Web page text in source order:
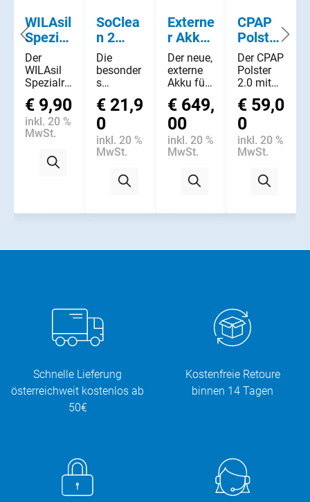
WILAsil
Spezial
reiniger
Der
WILAsil
Spezialrei
ein
Gefühl
angeneh
Frische
€ 9,90
inkl. 20 %
MwSt.
SoClea
n 2
Waschl
otion
Die
besonder
s
und
hypoaller
gene
SoClean
Wasch-
Reinigun
€ 21,9
0
inkl. 20 %
MwSt.
Externe
r Akku
Dream
Station
&
System
One
Der neue,
externe
Akku für
rapiegerä
te
überzeug
t mit
seinem
n, flachen
€ 649,
00
inkl. 20 %
MwSt.
CPAP
Polster
2.0
Der CPAP
Polster
2.0 mit
einzigarti
gen
Schlafzo
nen
wurde
auf die
€ 59,0
0
inkl. 20 %
MwSt.
Schnelle Lieferung
österreichweit kostenlos ab
50€
Kostenfreie Retoure
binnen 14 Tagen